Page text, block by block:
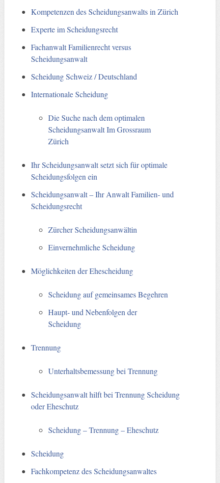
Kompetenzen des Scheidungsanwalts in Zürich
Experte im Scheidungsrecht
Fachanwalt Familienrecht versus
Scheidungsanwalt
Scheidung Schweiz / Deutschland
Internationale Scheidung
Die Suche nach dem optimalen
Scheidungsanwalt Im Grossraum
Zürich
Ihr Scheidungsanwalt setzt sich für optimale
Scheidungsfolgen ein
Scheidungsanwalt – Ihr Anwalt Familien- und
Scheidungsrecht
Zürcher Scheidungsanwältin
Einvernehmliche Scheidung
Möglichkeiten der Ehescheidung
Scheidung auf gemeinsames Begehren
Haupt- und Nebenfolgen der
Scheidung
Trennung
Unterhaltsbemessung bei Trennung
Scheidungsanwalt hilft bei Trennung Scheidung
oder Eheschutz
Scheidung – Trennung – Eheschutz
Scheidung
Fachkompetenz des Scheidungsanwaltes